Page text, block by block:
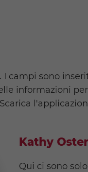
campi sono
informazioni
Kathy
Qui ci sono